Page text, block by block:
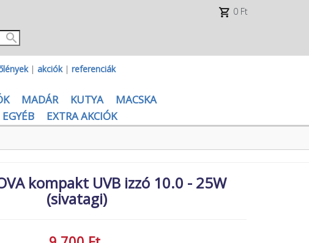
0 Ft
| akciók| referenciák
MADÁR KUTYA
MACSKA
EGYÉB EXTRA AKCIÓK
kompakt UVB izzó 10.0 - 25W
(sivatagi)